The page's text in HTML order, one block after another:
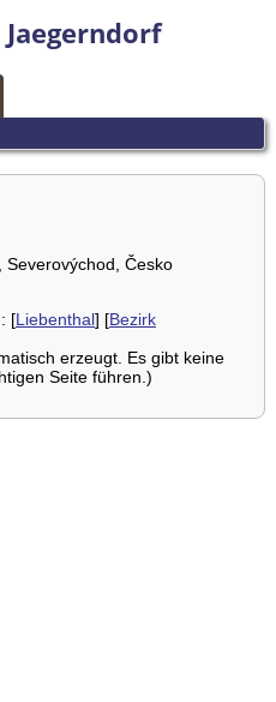
Severovýchod, Česko
[Liebenthal] [Bezirk
erzeugt. Es gibt keine
Seite führen.)